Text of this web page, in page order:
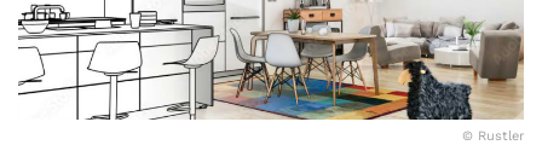
© Rustler